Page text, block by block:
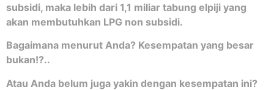
subsidi, maka lebih dari 1,1 miliar tabung elpiji yang
akan membutuhkan LPG non subsidi.
Bagaimana menurut Anda? Kesempatan yang besar
bukan!?..
Atau Anda belum juga yakin dengan kesempatan ini?